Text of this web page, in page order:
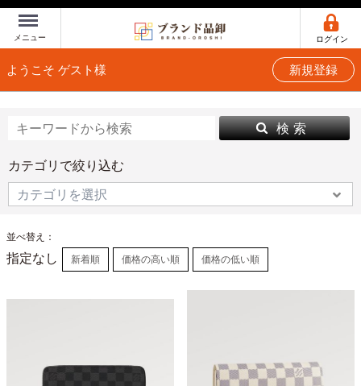
Menu
メニュー ログイン
ようこそ ゲスト様 新規登録
検 索
カテゴリで絞り込む
並べ替え：
指定なし 新着順 価格の高い順 価格の低い順